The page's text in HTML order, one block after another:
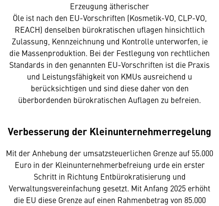
Erzeugung ätherischer
Öle ist nach den EU-Vorschriften (Kosmetik-VO, CLP-VO,
REACH) denselben bürokratischen uflagen hinsichtlich
Zulassung, Kennzeichnung und Kontrolle unterworfen, ie
die Massenproduktion. Bei der Festlegung von rechtlichen
Standards in den genannten EU-Vorschriften ist die Praxis
und Leistungsfähigkeit von KMUs ausreichend u
berücksichtigen und sind diese daher von den
überbordenden bürokratischen Auflagen zu befreien.
Verbesserung der Kleinunternehmerregelung
Mit der Anhebung der umsatzsteuerlichen Grenze auf 55.000
Euro in der Kleinunternehmerbefreiung urde ein erster
Schritt in Richtung Entbürokratisierung und
Verwaltungsvereinfachung gesetzt. Mit Anfang 2025 erhöht
die EU diese Grenze auf einen Rahmenbetrag von 85.000